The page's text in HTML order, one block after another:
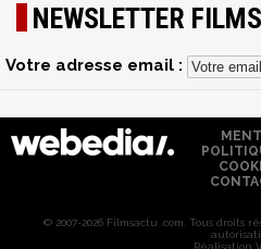
NEWSLETTER
Votre adresse email :
© 2007-2026 Filmsactu .com. Tous droits
Réalisation